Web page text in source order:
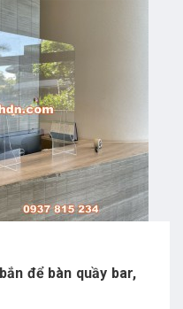
để bàn quầy bar,